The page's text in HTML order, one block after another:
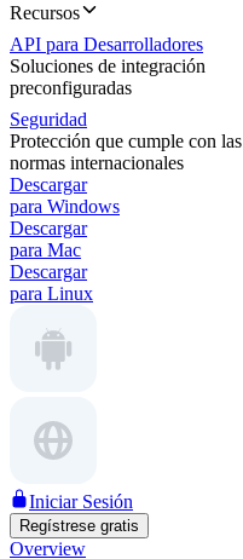
Recursos
API para Desarrolladores
Soluciones de integración
preconfiguradas
Seguridad
Protección que cumple con las
normas internacionales
Descargar
para Windows
Descargar
para Mac
Descargar
para Linux
Iniciar Sesión
Regístrese gratis
Overview